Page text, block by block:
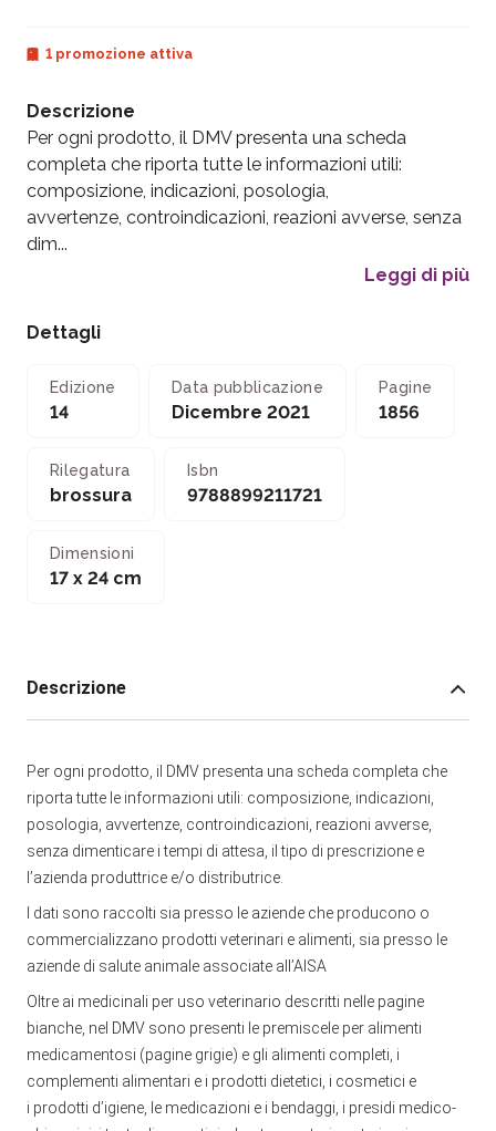
1 promozione attiva
Descrizione
Per ogni prodotto, il DMV presenta una scheda
completa che riporta tutte le informazioni utili:
composizione, indicazioni, posologia,
avvertenze, controindicazioni, reazioni avverse, senza
dim...
Leggi di più
Dettagli
Edizione
14
Data pubblicazione
Dicembre 2021
Pagine
1856
Rilegatura
brossura
Isbn
9788899211721
Dimensioni
17 x 24 cm
Descrizione
Per ogni prodotto, il DMV presenta una scheda completa che
riporta tutte le informazioni utili: composizione, indicazioni,
posologia, avvertenze, controindicazioni, reazioni avverse,
senza dimenticare i tempi di attesa, il tipo di prescrizione e
l’azienda produttrice e/o distributrice.
I dati sono raccolti sia presso le aziende che producono o
commercializzano prodotti veterinari e alimenti, sia presso le
aziende di salute animale associate all’AISA
Oltre ai medicinali per uso veterinario descritti nelle pagine
bianche, nel DMV sono presenti le premiscele per alimenti
medicamentosi (pagine grigie) e gli alimenti completi, i
complementi alimentari e i prodotti dietetici, i cosmetici e
i prodotti d’igiene, le medicazioni e i bendaggi, i presidi medico-